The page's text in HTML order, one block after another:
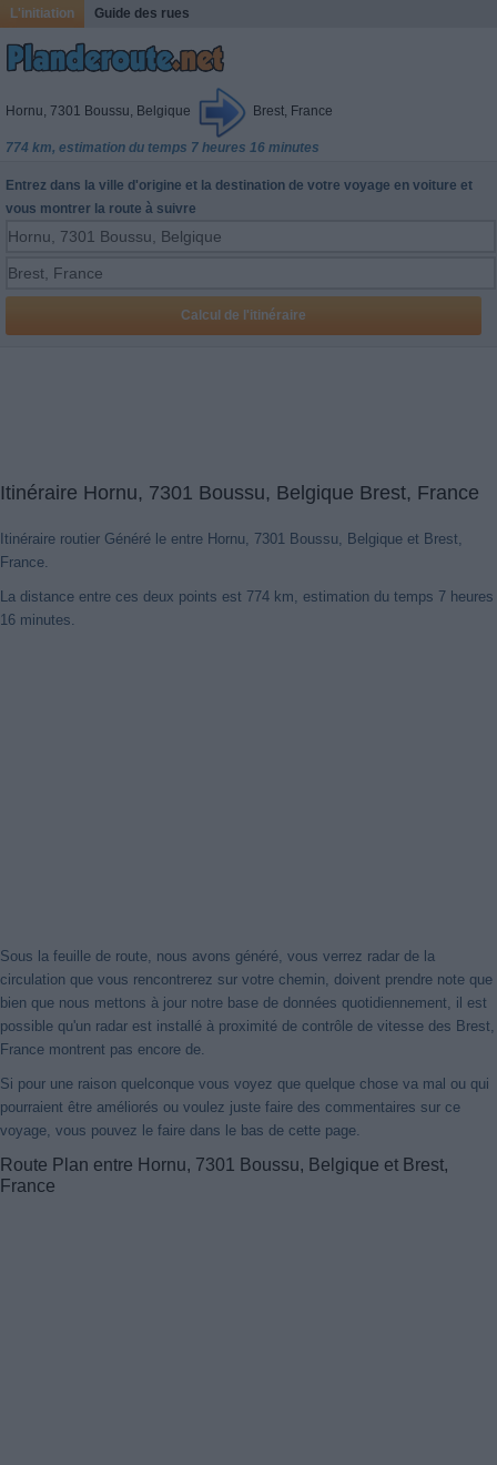
L'initiation Guide des rues
Hornu, 7301 Boussu, Belgique Brest, France
774 km, estimation du temps 7 heures 16 minutes
Entrez dans la ville d'origine et la destination de votre voyage en voiture et
vous montrer la route à suivre
Itinéraire Hornu, 7301 Boussu, Belgique Brest, France
Itinéraire routier Généré le entre Hornu, 7301 Boussu, Belgique et Brest,
France.
La distance entre ces deux points est 774 km, estimation du temps 7 heures
16 minutes.
Sous la feuille de route, nous avons généré, vous verrez radar de la
circulation que vous rencontrerez sur votre chemin, doivent prendre note que
bien que nous mettons à jour notre base de données quotidiennement, il est
possible qu'un radar est installé à proximité de contrôle de vitesse des Brest,
France montrent pas encore de.
Si pour une raison quelconque vous voyez que quelque chose va mal ou qui
pourraient être améliorés ou voulez juste faire des commentaires sur ce
voyage, vous pouvez le faire dans le bas de cette page.
Route Plan entre Hornu, 7301 Boussu, Belgique et Brest,
France